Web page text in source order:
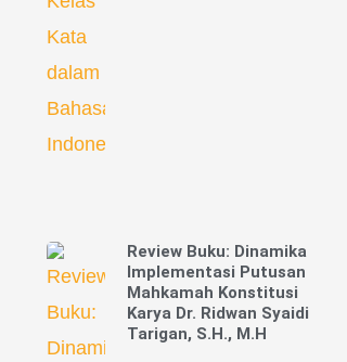
Review Buku: Dinamika
Implementasi Putusan
Mahkamah Konstitusi
Karya Dr. Ridwan Syaidi
Tarigan, S.H., M.H